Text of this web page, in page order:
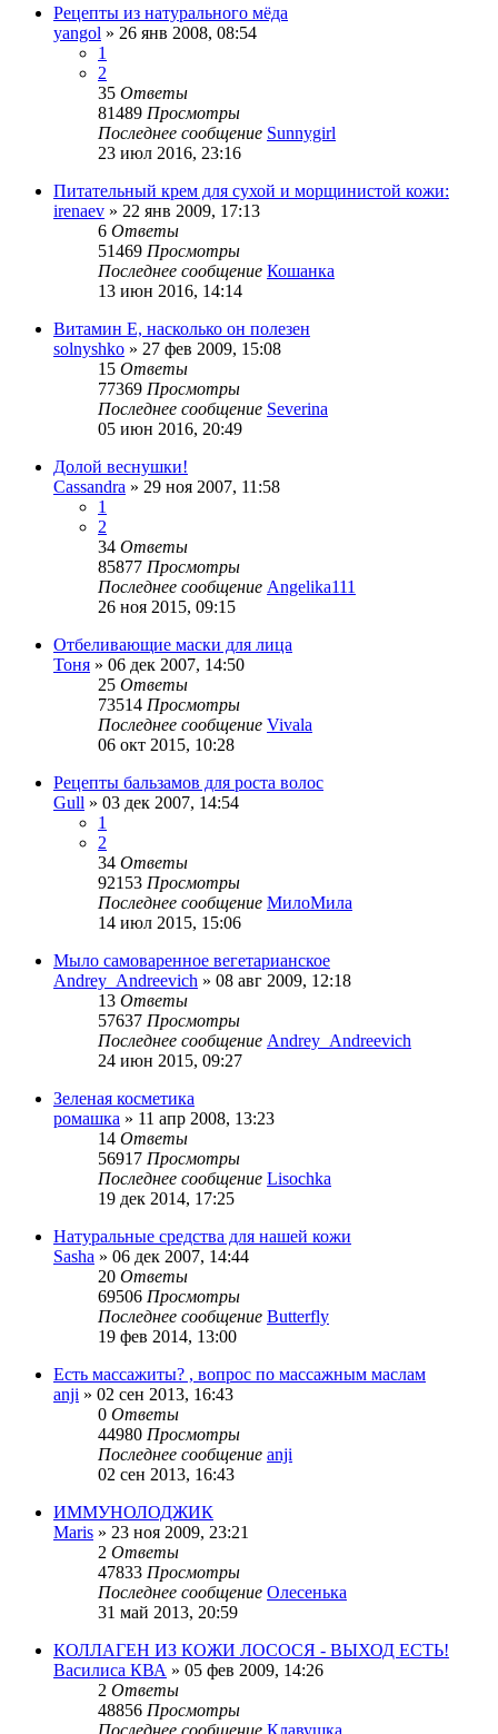
Рецепты из натурального мёда
yangol » 26 янв 2008, 08:54
1
2
35 Ответы
81489 Просмотры
Последнее сообщение Sunnygirl
23 июл 2016, 23:16
Питательный крем для сухой и морщинистой кожи:
irenaev » 22 янв 2009, 17:13
6 Ответы
51469 Просмотры
Последнее сообщение Кошанка
13 июн 2016, 14:14
Витамин Е, насколько он полезен
solnyshko » 27 фев 2009, 15:08
15 Ответы
77369 Просмотры
Последнее сообщение Severina
05 июн 2016, 20:49
Долой веснушки!
Cassandra » 29 ноя 2007, 11:58
1
2
34 Ответы
85877 Просмотры
Последнее сообщение Angelika111
26 ноя 2015, 09:15
Отбеливающие маски для лица
Тоня » 06 дек 2007, 14:50
25 Ответы
73514 Просмотры
Последнее сообщение Vivala
06 окт 2015, 10:28
Рецепты бальзамов для роста волос
Gull » 03 дек 2007, 14:54
1
2
34 Ответы
92153 Просмотры
Последнее сообщение МилоМила
14 июл 2015, 15:06
Мыло самоваренное вегетарианское
Andrey_Andreevich » 08 авг 2009, 12:18
13 Ответы
57637 Просмотры
Последнее сообщение Andrey_Andreevich
24 июн 2015, 09:27
Зеленая косметика
ромашка » 11 апр 2008, 13:23
14 Ответы
56917 Просмотры
Последнее сообщение Lisochka
19 дек 2014, 17:25
Натуральные средства для нашей кожи
Sasha » 06 дек 2007, 14:44
20 Ответы
69506 Просмотры
Последнее сообщение Butterfly
19 фев 2014, 13:00
Есть массажиты? , вопрос по массажным маслам
anji » 02 сен 2013, 16:43
0 Ответы
44980 Просмотры
Последнее сообщение anji
02 сен 2013, 16:43
ИММУНОЛОДЖИК
Maris » 23 ноя 2009, 23:21
2 Ответы
47833 Просмотры
Последнее сообщение Олесенька
31 май 2013, 20:59
КОЛЛАГЕН ИЗ КОЖИ ЛОСОСЯ - ВЫХОД ЕСТЬ!
Василиса КВА » 05 фев 2009, 14:26
2 Ответы
48856 Просмотры